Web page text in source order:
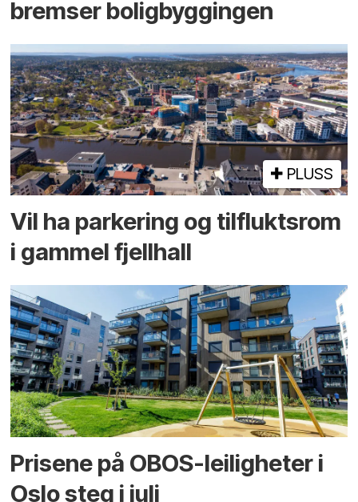
bremser bolig­byggingen
PLUSS
Vil ha parkering og tilflukts­rom
i gammel fjellhall
Prisene på OBOS-leiligheter i
Oslo steg i juli